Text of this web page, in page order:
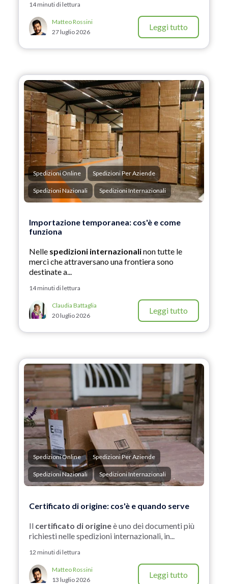
14 minuti di lettura
Matteo Rossini
27 luglio 2026
Leggi tutto
Spedizioni Online Spedizioni Per Aziende
Spedizioni Nazionali Spedizioni Internazionali
Importazione temporanea: cos'è e come
funziona
Nelle spedizioni internazionalinon tutte le
merci che attraversano una frontiera sono
destinate a...
14 minuti di lettura
Claudia Battaglia
20 luglio 2026
Leggi tutto
Spedizioni Online Spedizioni Per Aziende
Spedizioni Nazionali Spedizioni Internazionali
Certificato di origine: cos'è e quando serve
Il certificato di origineè uno dei documenti più
richiesti nelle spedizioni internazionali, in...
12 minuti di lettura
Matteo Rossini
13 luglio 2026
Leggi tutto